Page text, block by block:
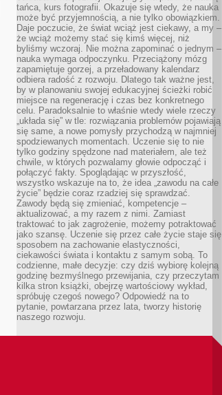
tańca, kurs fotografii. Okazuje się wtedy, że nauka
może być przyjemnością, a nie tylko obowiązkiem.
Daje poczucie, że świat wciąż jest ciekawy, a my –
że wciąż możemy stać się kimś więcej, niż
byliśmy wczoraj. Nie można zapominać o jednym –
nauka wymaga odpoczynku. Przeciążony mózg
zapamiętuje gorzej, a przeładowany kalendarz
odbiera radość z rozwoju. Dlatego tak ważne jest,
by w planowaniu swojej edukacyjnej ścieżki robić
miejsce na regenerację i czas bez konkretnego
celu. Paradoksalnie to właśnie wtedy wiele rzeczy
„układa się” w tle: rozwiązania problemów pojawiają
się same, a nowe pomysły przychodzą w najmniej
spodziewanych momentach. Uczenie się to nie
tylko godziny spędzone nad materiałem, ale też
chwile, w których pozwalamy głowie odpocząć i
połączyć fakty. Spoglądając w przyszłość,
wszystko wskazuje na to, że idea „zawodu na całe
życie” będzie coraz rzadziej się sprawdzać.
Zawody będą się zmieniać, kompetencje –
aktualizować, a my razem z nimi. Zamiast
traktować to jak zagrożenie, możemy potraktować
jako szansę. Uczenie się przez całe życie staje się
sposobem na zachowanie elastyczności,
ciekawości świata i kontaktu z samym sobą. To
codzienne, małe decyzje: czy dziś wybiorę kolejną
godzinę bezmyślnego przewijania, czy przeczytam
kilka stron książki, obejrzę wartościowy wykład,
spróbuję czegoś nowego? Odpowiedź na to
pytanie, powtarzana przez lata, tworzy historię
naszego rozwoju.